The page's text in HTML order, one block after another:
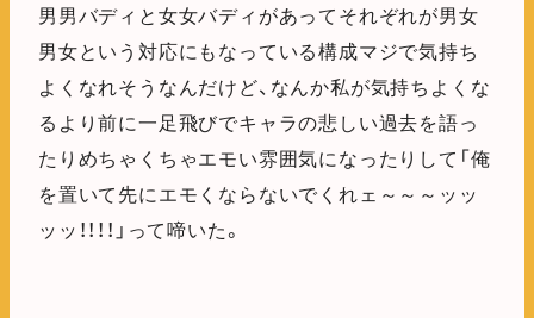
男男バディと女女バディがあってそれぞれが男女
男女という対応にもなっている構成マジで気持ち
よくなれそうなんだけど、なんか私が気持ちよくな
るより前に一足飛びでキャラの悲しい過去を語っ
たりめちゃくちゃエモい雰囲気になったりして「俺
を置いて先にエモくならないでくれェ～～～ッッ
ッッ！！！！」って啼いた。